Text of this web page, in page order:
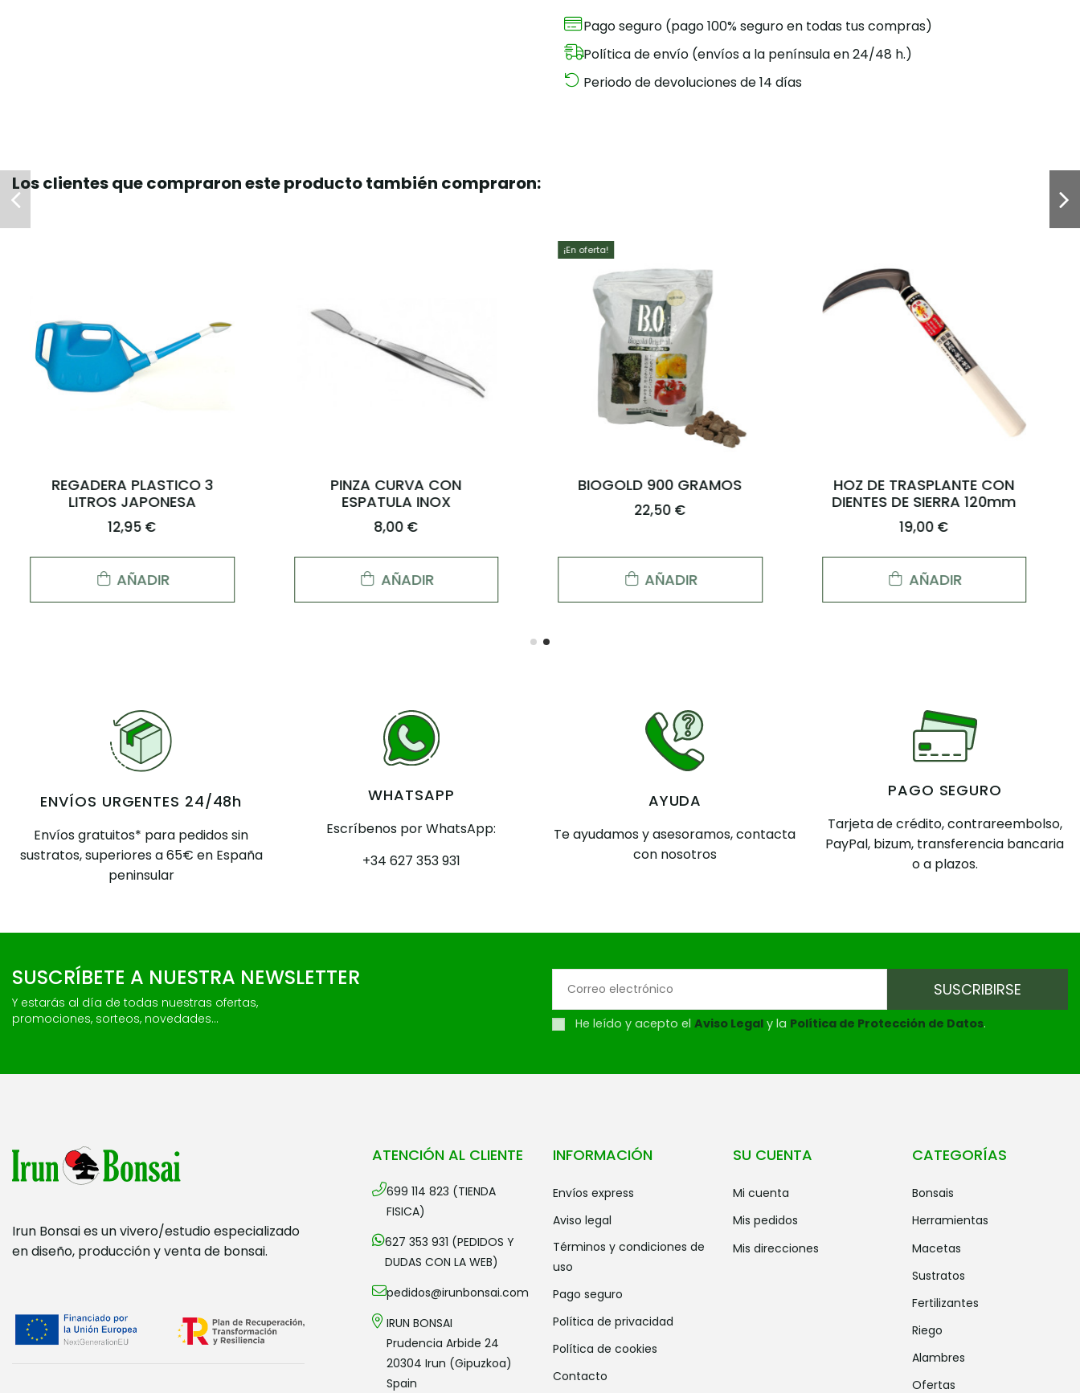
Pago seguro (pago 100% seguro en todas tus compras)
Política de envío (envíos a la península en 24/48 h.)
Periodo de devoluciones de 14 días
Los clientes que compraron este producto también compraron:
HOZ DE TRASPLANTE CON
DIENTES DE SIERRA 120mm
19,00 €
AÑADIR
TORNO DE PLASTICO Ø30CM
PARA BONSAI
7,95 €
AÑADIR
KETO JAPONES (1,2 litros
(800g))
AÑADIR
5KG DE POMICE GRANO
MEDIO
6,50 €
AÑADIR
ENVÍOS URGENTES 24/48h
Envíos gratuitos* para pedidos sin
sustratos, superiores a 65€ en España
peninsular
WHATSAPP
Escríbenos por WhatsApp:
+34 627 353 931
AYUDA
Te ayudamos y asesoramos, contacta
con nosotros
PAGO SEGURO
Tarjeta de crédito, contrareembolso,
PayPal, bizum, transferencia bancaria
o a plazos.
SUSCRÍBETE A NUESTRA NEWSLETTER
Y estarás al día de todas nuestras ofertas,
promociones, sorteos, novedades...
He leído y acepto el Aviso Legal y la Política de Protección de Datos.
Irun Bonsai es un vivero/estudio especializado
en diseño, producción y venta de bonsai.
ATENCIÓN AL CLIENTE
699 114 823 (TIENDA
FISICA)
627 353 931 (PEDIDOS Y
DUDAS CON LA WEB)
pedidos@irunbonsai.com
IRUN BONSAI
Prudencia Arbide 24
20304 Irun (Gipuzkoa)
Spain
INFORMACIÓN
envíos express
aviso legal
términos y condiciones de
uso
pago seguro
política de privacidad
política de cookies
contacto
SU CUENTA
mi cuenta
mis pedidos
mis direcciones
CATEGORÍAS
bonsais
herramientas
macetas
sustratos
fertilizantes
riego
alambres
ofertas